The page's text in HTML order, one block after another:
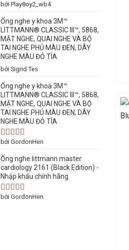
Được xếp
sao
bởi Play8oy2_wb4
Ống nghe y khoa 3M™
LITTMANN® CLASSIC III™, 5868,
MẶT NGHE, QUAI NGHE VÀ BỘ
TAI NGHE PHỦ MÀU ĐEN, DÂY
NGHE MÀU ĐỎ TÍA
bởi Sigrid Tes
Ống nghe y khoa 3M™
LITTMANN® CLASSIC III™, 5868,
MẶT NGHE, QUAI NGHE VÀ BỘ
TAI NGHE PHỦ MÀU ĐEN, DÂY
NGHE MÀU ĐỎ TÍA
Được
hạng3
5 sao
bởi GordonHen
Ống nghe littmann master
cardiology 2161 (Black Edition) -
Nhập khẩu chính hãng
Được
bởi GordonHen